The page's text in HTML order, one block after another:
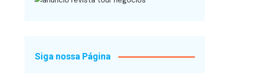
Siga nossa Página